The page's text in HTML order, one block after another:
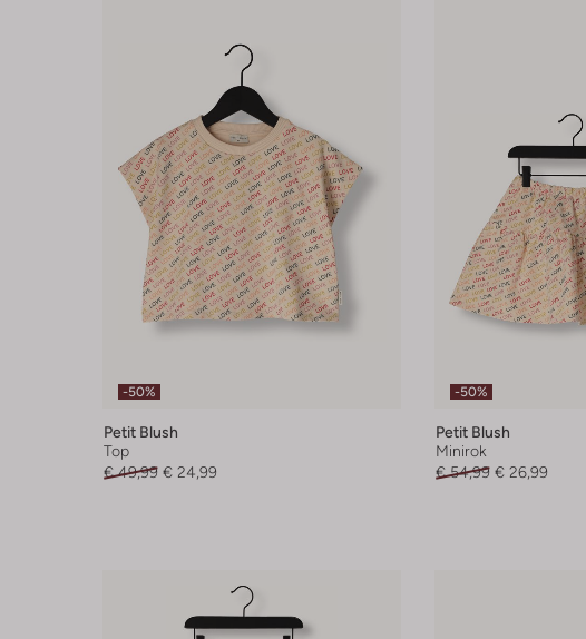
-50%
Petit Blush
Top
€ 49,99 € 24,99
-50%
Petit Blush
Minirok
€ 54,99 € 26,99